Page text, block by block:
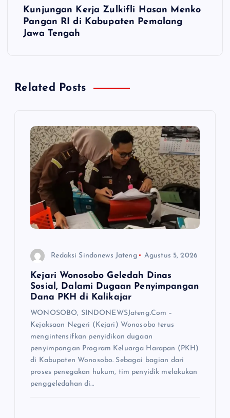
s
Kunjungan Kerja Zulkifli Hasan Menko
Pangan RI di Kabupaten Pemalang
Jawa Tengah
Related Posts
Redaksi Sindonews Jateng Agustus 5, 2026
Kejari Wonosobo Geledah Dinas
Sosial, Dalami Dugaan Penyimpangan
Dana PKH di Kalikajar
WONOSOBO, SINDONEWSJateng.Com –
Kejaksaan Negeri (Kejari) Wonosobo terus
mengintensifkan penyidikan dugaan
penyimpangan Program Keluarga Harapan (PKH)
di Kabupaten Wonosobo. Sebagai bagian dari
proses penegakan hukum, tim penyidik melakukan
penggeledahan di…